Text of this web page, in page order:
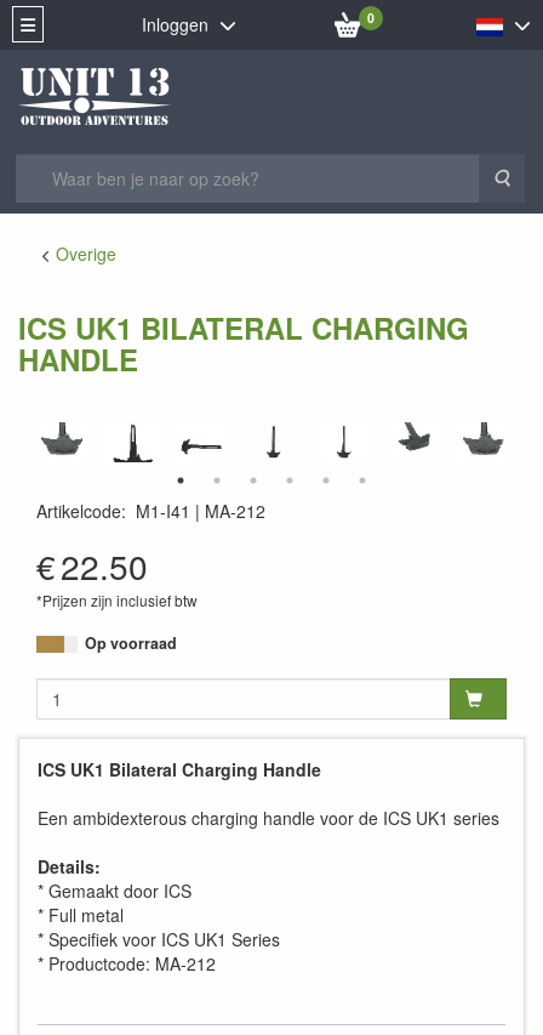
Inloggen 0
Overige
ICS UK1 BILATERAL CHARGING
HANDLE
Artikelcode: M1-I41
MA-212
€22.50
*Prijzen zijn inclusief btw
Op voorraad
ICS UK1 Bilateral Charging Handle
Een ambidexterous charging handle voor de ICS UK1 series
Details:
* Gemaakt door ICS
* Full metal
* Specifiek voor ICS UK1 Series
* Productcode: MA-212